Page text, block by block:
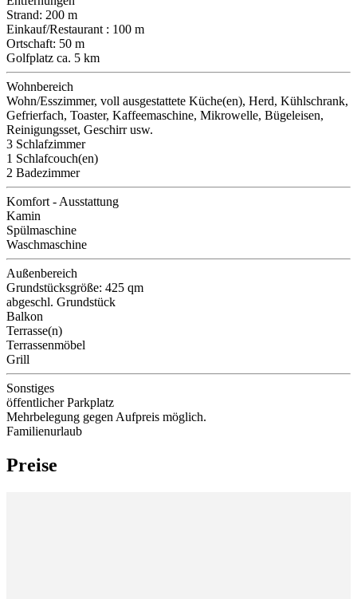
Strand: 200 m
Einkauf/Restaurant : 100 m
Ortschaft: 50 m
Golfplatz ca. 5 km
Wohnbereich
Wohn/Esszimmer, voll ausgestattete Küche(en), Herd, Kühlschrank,
Gefrierfach, Toaster, Kaffeemaschine, Mikrowelle, Bügeleisen,
Reinigungsset, Geschirr usw.
3 Schlafzimmer
1 Schlafcouch(en)
2 Badezimmer
Komfort - Ausstattung
Kamin
Spülmaschine
Waschmaschine
Außenbereich
Grundstücksgröße: 425 qm
abgeschl. Grundstück
Balkon
Terrasse(n)
Terrassenmöbel
Grill
Sonstiges
öffentlicher Parkplatz
Mehrbelegung gegen Aufpreis möglich.
Familienurlaub
Preise